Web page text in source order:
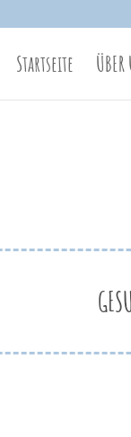
Startseite